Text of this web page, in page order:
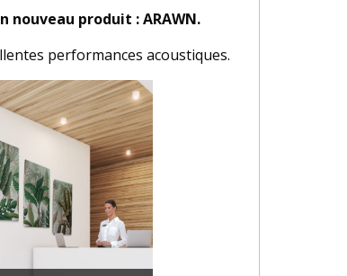
nouveau produit : ARAWN.
performances acoustiques.